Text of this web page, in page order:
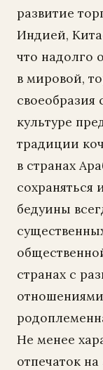
развитие
Индией,
что надолго
в мировой,
своеобразия
культуре
традиции
в странах
бедуины
странах с
Не менее
отпечаток